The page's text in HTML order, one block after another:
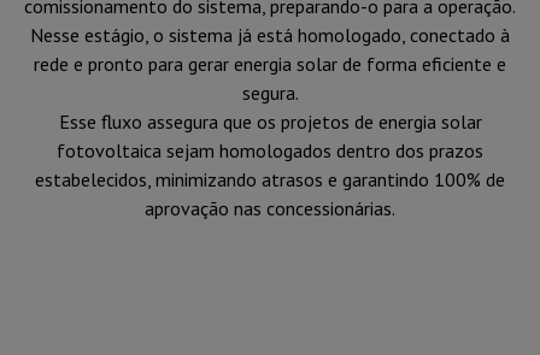
comissionamento do sistema, preparando-o para a operação.
Nesse estágio, o sistema já está homologado, conectado à
rede e pronto para gerar energia solar de forma eficiente e
segura.
Esse fluxo assegura que os projetos de energia solar
fotovoltaica sejam homologados dentro dos prazos
estabelecidos, minimizando atrasos e garantindo 100% de
aprovação nas concessionárias.